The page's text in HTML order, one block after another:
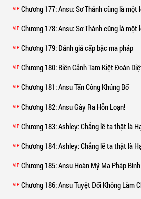
VIP Chương 177: Ansu: Sơ Thánh cũng là một
VIP Chương 178: Ansu: Sơ Thánh cũng là một
VIP Chương 179: Đánh giá cấp bậc ma pháp
VIP Chương 180: Biên Cảnh Tam Kiệt Đoàn Diệt
VIP Chương 181: Ansu Tấn Công Khủng Bố
VIP Chương 182: Ansu Gây Ra Hỗn Loạn!
VIP Chương 183: Ashley: Chẳng lẽ ta thật là
VIP Chương 184: Ashley: Chẳng lẽ ta thật là
VIP Chương 185: Ansu Hoàn Mỹ Ma Pháp
VIP Chương 186: Ansu Tuyệt Đối Không Làm